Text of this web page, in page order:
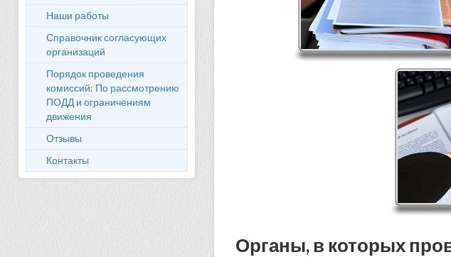
Наши работы
Справочник согласующих
организаций
Порядок проведения
комиссий: По рассмотрению
ПОДД и ограничениям
движения
Отзывы
Контакты
Органы, в которых